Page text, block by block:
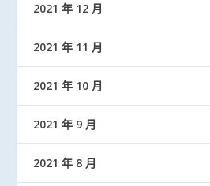
2021 年 12 月
2021 年 11 月
2021 年 10 月
2021 年 9 月
2021 年 8 月